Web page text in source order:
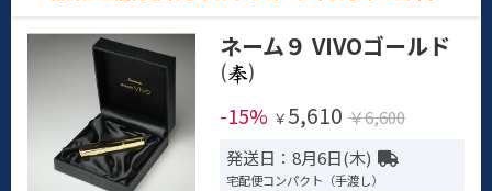
ネーム９ VIVOゴールド
(
)
-15% ￥ 5,610 ￥6,600
発送日：8月6日(木)
宅配便コンパクト（手渡し）